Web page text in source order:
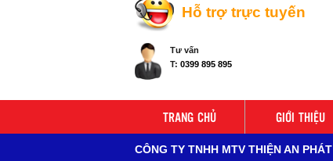
Hỗ trợ trực tuyến
Tư vấn
T: 0399 895 895
TRANG CHỦ GIỚI THIỆU
CÔNG TY TNHH MTV THIỆN AN PHÁT